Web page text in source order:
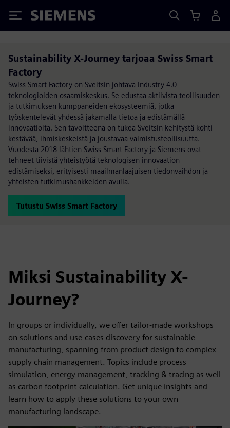
Siemens
Sustainability X-Journey tarjoaa Swiss Smart
Factory
Swiss Smart Factory on Sveitsin johtava Industry 4.0 -
teknologioiden osaamiskeskus. Se edustaa aktiivista teollisuuden
ja tutkimuksen kumppaneiden ekosysteemiä, jotka
työskentelevät yhdessä jakamalla tietoa ja edistämällä
innovaatioita. Sen tavoitteena on tukea Sveitsin kehitystä kohti
kestävää, ihmiskeskeistä ja joustavaa valmistusteollisuutta.
Vuodesta 2018 lähtien Swiss Smart Factory ja Siemens ovat
tehneet tiivistä yhteistyötä teknologisen innovaation
edistämiseksi, erityisesti maailmanlaajuisen tiedonvaihdon ja
yhteisten tutkimushankkeiden avulla.
Tutustu Swiss Smart Factory
Miksi Sustainability X-
Journey?
In groups or individually, we offer tailor-made workshops
on solutions and use-cases discovery for sustainable
manufacturing, spanning from product design to complex
supply chain management. Topics include process
simulation, energy management, tracking & tracing as well
as carbon footprint calculation. Get unique insights and
learn how to apply these solutions to your own
manufacturing landscape.